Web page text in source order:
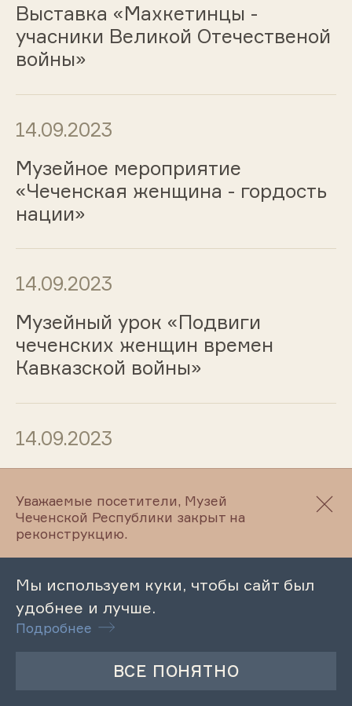
Выставка «Махкетинцы -
учасники Великой Отечественой
войны»
14.09.2023
Музейное мероприятие
«Чеченская женщина - гордость
нации»
14.09.2023
Музейный урок «Подвиги
чеченских женщин времен
Кавказской войны»
14.09.2023
Музейный урок «Достижения
колхоза им. Орджоникидзе»
Музейное мероприятие «Быт и
обычаи населения моего края»
Уважаемые посетители, Музей
Чеченской Республики закрыт на
реконструкцию.
Мы используем куки, чтобы сайт был
удобнее и лучше.
Подробнее